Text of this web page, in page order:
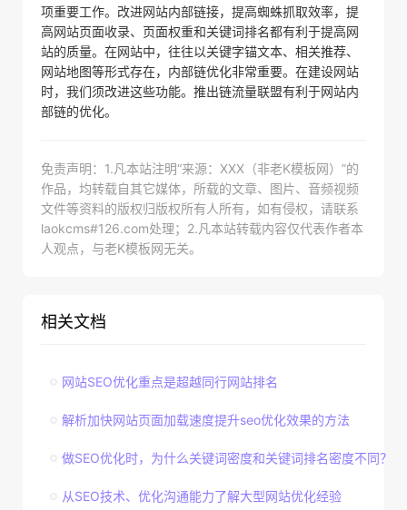
项重要工作。改进网站内部链接，提高蜘蛛抓取效率，提
高网站页面收录、页面权重和关键词排名都有利于提高网
站的质量。在网站中，往往以关键字锚文本、相关推荐、
网站地图等形式存在，内部链优化非常重要。在建设网站
时，我们须改进这些功能。推出链流量联盟有利于网站内
部链的优化。
免责声明：1.凡本站注明“来源：XXX（非老K模板网）”的
作品，均转载自其它媒体，所载的文章、图片、音频视频
文件等资料的版权归版权所有人所有，如有侵权，请联系
laokcms#126.com处理；2.凡本站转载内容仅代表作者本
人观点，与老K模板网无关。
相关文档
网站SEO优化重点是超越同行网站排名
解析加快网站页面加载速度提升seo优化效果的方法
做SEO优化时，为什么关键词密度和关键词排名密度不同？
从SEO技术、优化沟通能力了解大型网站优化经验